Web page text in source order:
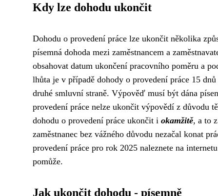
Kdy lze dohodu ukončit
Dohodu o provedení práce lze ukončit několika
písemná dohoda mezi zaměstnancem a
obsahovat datum ukončení pracovního poměru a
lhůta je v případě dohody o provedení práce 15
druhé smluvní straně. Výpověď musí být dána
provedení práce nelze ukončit výpovědí z důvodu
dohodu o provedení práce ukončit i okamžitě, a to
zaměstnanec bez vážného důvodu nezačal konat
provedení práce pro rok 2025 naleznete na
pomůže.
Jak ukončit dohodu - písemně